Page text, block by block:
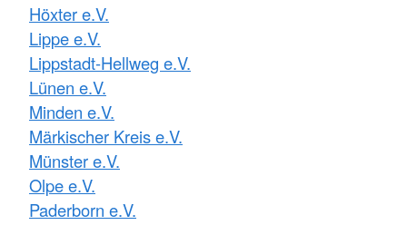
Höxter e.V.
Lippe e.V.
Lippstadt-Hellweg e.V.
Lünen e.V.
Minden e.V.
Märkischer Kreis e.V.
Münster e.V.
Olpe e.V.
Paderborn e.V.